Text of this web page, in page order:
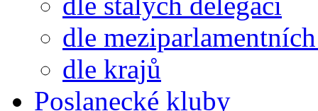
dle
dle krajů
Poslanecké kluby